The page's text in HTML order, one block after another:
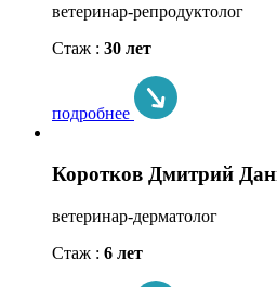
ветеринар-репродуктолог
Стаж : 30 лет
подробнее
Коротков Дмитрий
ветеринар-дерматолог
Стаж : 6 лет